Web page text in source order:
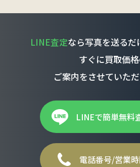
LINE査定なら写真を送るだ
すぐに買取価
ご案内をさせていただ
LINEで簡単無料
電話番号/営業